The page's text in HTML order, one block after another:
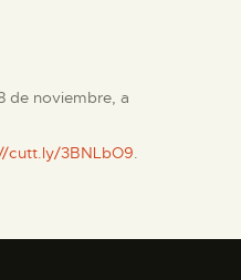
de noviembre, a
cutt.ly/3BNLbO9.